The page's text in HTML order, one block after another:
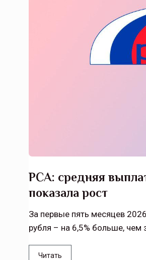
РСА: средняя
показала рост
За первые пять месяцев
рубля – на 6,5% больше, чем
Читать